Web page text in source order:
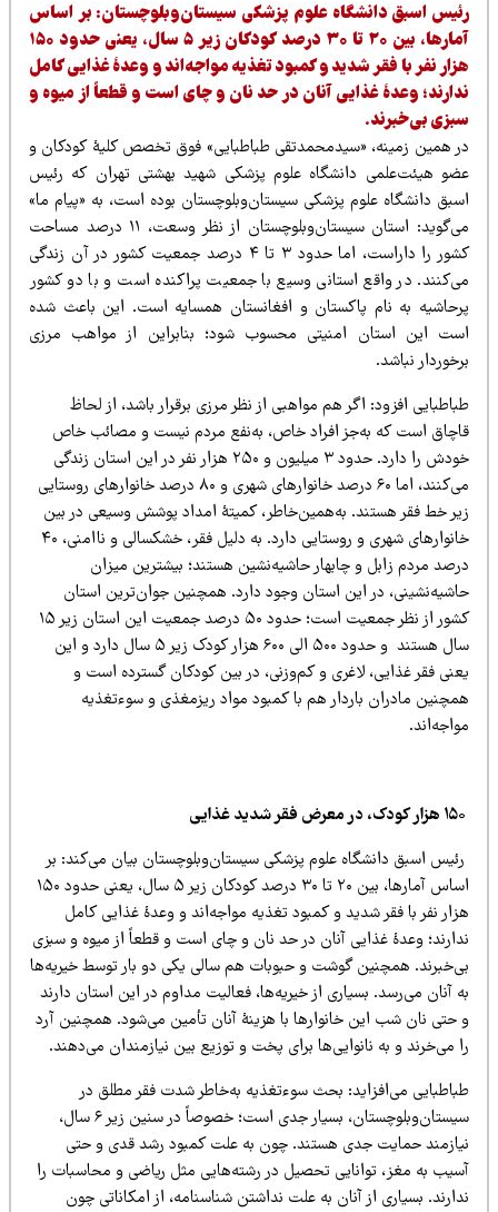
اسبق دانشگاه علوم پزشکی سیستان‌وبلوچستان: بر اساس
آمارها، بین ۲۰ تا ۳۰ درصد کودکان زیر ۵ سال، یعنی حدود ۱۵۰
نفر با فقر شدید و کمبود تغذیه مواجه‌اند و وعدۀ غذایی کامل
وعدۀ غذایی آنان در حد نان و چای است و قطعاً از میوه و
بی‌خبرند.
همین زمینه، «سیدمحمدتقی طباطبایی» فوق تخصص کلیۀ کودکان و
هیئت‌علمی دانشگاه علوم پزشکی شهید بهشتی تهران که رئیس
دانشگاه علوم پزشکی سیستان‌وبلوچستان بوده است، به «پیام ما»
می‌گوید: استان سیستان‌وبلوچستان از نظر وسعت، ۱۱ درصد مساحت
کشور را داراست، اما حدود ۳ تا ۴ درصد جمعیت کشور در آن زندگی
در واقع استانی وسیع با جمعیت پراکنده است و با دو کشور
به نام پاکستان و افغانستان همسایه است. این باعث شده
این استان امنیتی محسوب شود؛ بنابراین از مواهب مرزی
نباشد.
افزود: اگر هم مواهبی از نظر مرزی برقرار باشد، از لحاظ
است که به‌جز افراد خاص، به‌نفع مردم نیست و مصائب خاص
خودش را دارد. حدود ۳ میلیون و ۲۵۰ هزار نفر در این استان زندگی
می‌کنند، اما ۶۰ درصد خانوارهای شهری و ۸۰ درصد خانوارهای روستایی
خط فقر هستند. به‌همین‌خاطر، کمیتۀ امداد پوشش وسیعی در بین
خانوارهای شهری و روستایی دارد. به دلیل فقر، خشکسالی و ناامنی، ۴۰
مردم زابل و چابهار حاشیه‌نشین هستند؛ بیشترین میزان
در این استان وجود دارد. همچنین جوان‌ترین استان
کشور از نظر جمعیت است؛ حدود ۵۰ درصد جمعیت این استان زیر ۱۵
سال هستند و حدود ۵۰۰ الی ۶۰۰ هزار کودک زیر ۵ سال دارد و این
فقر غذایی، لاغری و کم‌وزنی، در بین کودکان گسترده است و
مادران باردار هم با کمبود مواد ریزمغذی و سوء‌تغذیه
اسبق دانشگاه علوم پزشکی سیستان‌وبلوچستان بیان می‌کند: بر
اساس آمارها، بین ۲۰ تا ۳۰ درصد کودکان زیر ۵ سال، یعنی حدود ۱۵۰
نفر با فقر شدید و کمبود تغذیه مواجه‌اند و وعدۀ غذایی کامل
وعدۀ غذایی آنان در حد نان و چای است و قطعاً از میوه و سبزی
همچنین گوشت و حبوبات هم سالی یکی دو بار توسط خیریه‌ها
آنان می‌رسد. بسیاری از خیریه‌ها، فعالیت مداوم در این استان دارند
حتی نان شب این خانوارها با هزینۀ آنان تأمین می‌شود. همچنین آرد
می‌خرند و به نانوایی‌ها برای پخت و توزیع بین نیازمندان می‌دهند.
می‌افزاید: بحث سوءتغذیه به‌خاطر شدت فقر مطلق در
سیستان‌وبلوچستان، بسیار جدی است؛ خصوصاً در سنین زیر ۶ سال،
حمایت جدی هستند. چون به علت کمبود رشد قدی و حتی
به مغز، توانایی تحصیل در رشته‌هایی مثل ریاضی و محاسبات را
بسیاری از آنان به علت نداشتن شناسنامه، از امکاناتی چون